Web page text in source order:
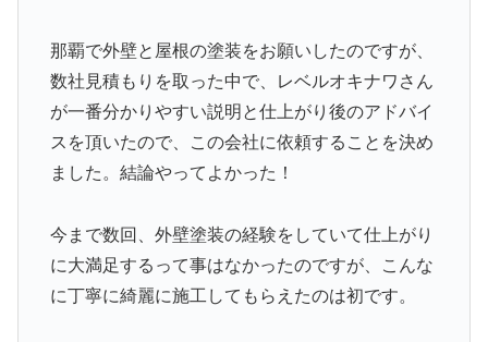
那覇で外壁と屋根の塗装をお願いしたのですが、
数社見積もりを取った中で、レベルオキナワさん
が一番分かりやすい説明と仕上がり後のアドバイ
スを頂いたので、この会社に依頼することを決め
ました。結論やってよかった！
今まで数回、外壁塗装の経験をしていて仕上がり
に大満足するって事はなかったのですが、こんな
に丁寧に綺麗に施工してもらえたのは初です。